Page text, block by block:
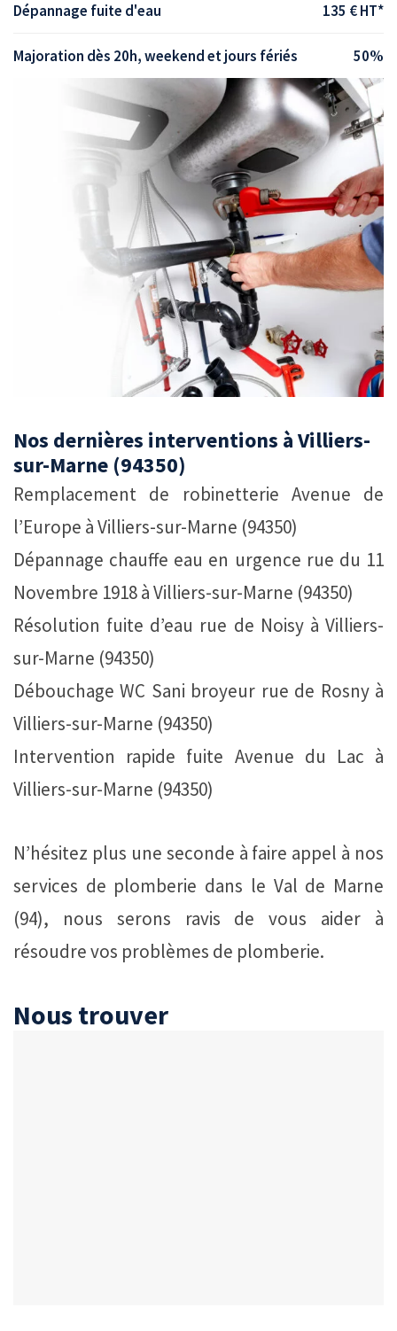
Dépannage fuite d'eau 135 € HT*
Majoration dès 20h, weekend et jours fériés 50%
Nos dernières interventions à Villiers-
sur-Marne (94350)
Remplacement de robinetterie Avenue de
l’Europe à Villiers-sur-Marne (94350)
Dépannage chauffe eau en urgence rue du 11
Novembre 1918 à Villiers-sur-Marne (94350)
Résolution fuite d’eau rue de Noisy à Villiers-
sur-Marne (94350)
Débouchage WC Sani broyeur rue de Rosny à
Villiers-sur-Marne (94350)
Intervention rapide fuite Avenue du Lac à
Villiers-sur-Marne (94350)
N’hésitez plus une seconde à faire appel à nos
services de plomberie dans le Val de Marne
(94), nous serons ravis de vous aider à
résoudre vos problèmes de plomberie.
Nous trouver